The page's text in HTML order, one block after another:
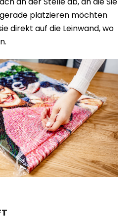
platzieren möchten
direkt auf die Leinwand, wo